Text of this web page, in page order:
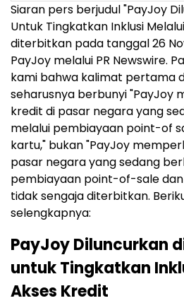
Siaran pers berjudul "PayJoy
Untuk Tingkatkan Inklusi
diterbitkan pada tanggal 26
PayJoy melalui PR Newswire.
kami bahwa kalimat pertama
seharusnya berbunyi "PayJoy
kredit di pasar negara yang
melalui pembiayaan point-of
kartu," bukan "PayJoy
pasar negara yang sedang
pembiayaan point-of-sale
tidak sengaja diterbitkan.
selengkapnya:
PayJoy Diluncurkan
untuk Tingkatkan
Akses Kredit